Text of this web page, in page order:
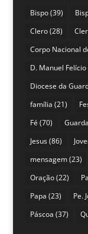
Bispo(39)
Clero(28)
Corpo Nacional
D. Manuel Felício
Diocese da
família (21)
Fé (70) Guarda
Jesus(86)
mensagem(23)
Oração(22)
Papa (23) Pe.
Páscoa (37)